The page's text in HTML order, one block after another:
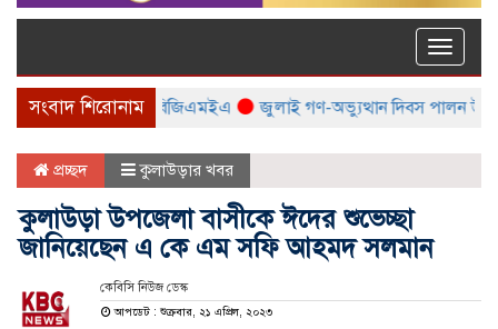
Toggle
সংবাদ শিরোনাম
করবে বিটিএমএ ও বিজিএমইএ জুলাই গণ-অভ্যুত্থান দিবস পালন উপলক্ষ্যে
প্রচ্ছদ কুলাউড়ার খবর
কুলাউড়া উপজেলা বাসীকে ঈদের শুভেচ্ছা
জানিয়েছেন এ কে এম সফি আহমদ সলমান
কেবিসি নিউজ ডেস্ক
আপডেট : শুক্রবার, ২১ এপ্রিল, ২০২৩